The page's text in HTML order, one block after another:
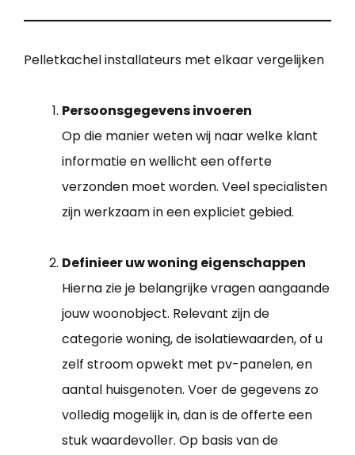
Pelletkachel installateurs met elkaar vergelijken
Persoonsgegevens invoeren
Op die manier weten wij naar welke klant
informatie en wellicht een offerte
verzonden moet worden. Veel specialisten
zijn werkzaam in een expliciet gebied.
Definieer uw woning eigenschappen
Hierna zie je belangrijke vragen aangaande
jouw woonobject. Relevant zijn de
categorie woning, de isolatiewaarden, of u
zelf stroom opwekt met pv-panelen, en
aantal huisgenoten. Voer de gegevens zo
volledig mogelijk in, dan is de offerte een
stuk waardevoller. Op basis van de